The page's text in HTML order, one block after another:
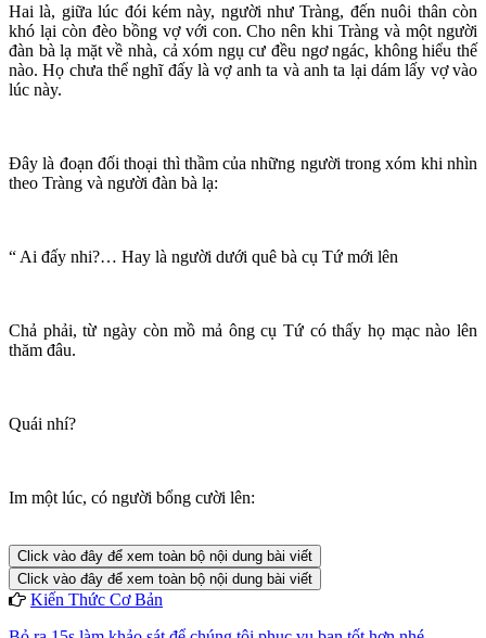
Hai là, giữa lúc đói kém này, người như Tràng, đến nuôi thân còn
khó lại còn đèo bồng vợ với con. Cho nên khi Tràng và một người
đàn bà lạ mặt về nhà, cả xóm ngụ cư đều ngơ ngác, không hiểu thế
nào. Họ chưa thể nghĩ đấy là vợ anh ta và anh ta lại dám lấy vợ vào
lúc này.
Đây là đoạn đối thoại thì thầm của những người trong xóm khi nhìn
theo Tràng và người đàn bà lạ:
“ Ai đấy nhi?… Hay là người dưới quê bà cụ Tứ mới lên
Chả phải, từ ngày còn mồ mả ông cụ Tứ có thấy họ mạc nào lên
thăm đâu.
Quái nhí?
Im một lúc, có người bổng cười lên:
Click vào đây để xem toàn bộ nội dung bài viết
Click vào đây để xem toàn bộ nội dung bài viết
Kiến Thức Cơ Bản